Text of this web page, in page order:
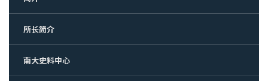
所长简介
南大史料中心